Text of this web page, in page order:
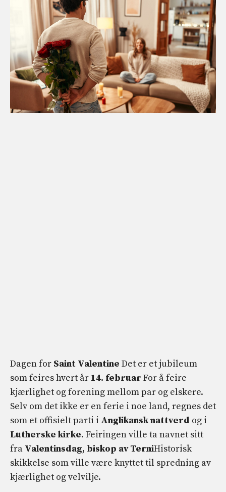
Dagen for Saint Valentine Det er et jubileum
som feires hvert år 14. februar For å feire
kjærlighet og forening mellom par og elskere.
Selv om det ikke er en ferie i noe land, regnes det
som et offisielt parti i Anglikansk nattverd og i
Lutherske kirke. Feiringen ville ta navnet sitt
fra Valentinsdag, biskop av TerniHistorisk
skikkelse som ville være knyttet til spredning av
kjærlighet og velvilje.